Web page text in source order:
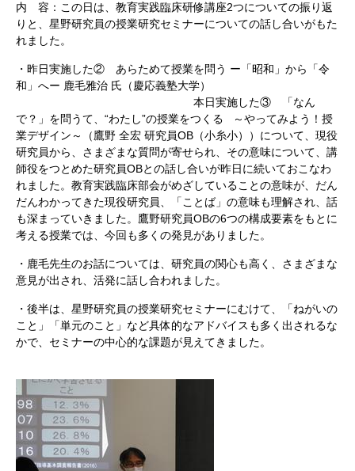
内 容：この日は、教育実践臨床研修講座2つについての振り返
りと、星野研究員の授業研究セミナーについての話し合いがもた
れました。
・昨日実施した② あらためて授業を問う ー「昭和」から「令
和」へー 鹿毛雅治 氏（慶応義塾大学）
本日実施した③ 「なん
で？」を問うて、“わたし”の授業をつくる
～やってみよう！授
業デザイン～（鷹野 全宏 研究員OB（小糸小））について、現役
研究員から、さまざまな質問が寄せられ、その意味について、講
師役をつとめた研究員OBとの話し合いが昨日に続いておこなわ
れました。教育実践臨床部会がめざしていることの意味が、だん
だんわかってきた現役研究員、「ことば」の意味も理解され、話
も深まっていきました。鷹野研究員OBの6つの構成要素をもとに
考える授業では、今回も多くの発見がありました。
・鹿毛先生のお話については、研究員の関心も高く、さまざまな
意見が出され、活発に話し合われました。
・後半は、星野研究員の授業研究セミナーにむけて、「ねがいの
こと」「単元のこと」など具体的なアドバイスも多く出されるな
かで、セミナーの中心的な課題が見えてきました。